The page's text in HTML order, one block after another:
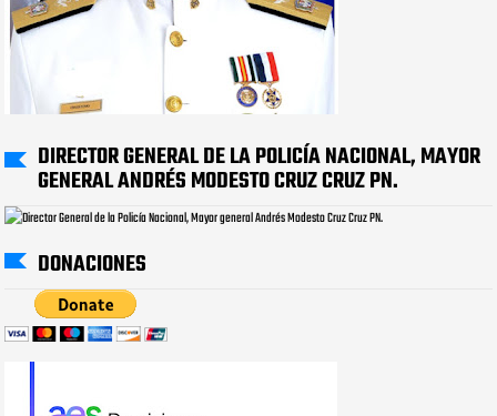
DIRECTOR GENERAL DE LA POLICÍA NACIONAL, MAYOR
GENERAL ANDRÉS MODESTO CRUZ CRUZ PN.
DONACIONES